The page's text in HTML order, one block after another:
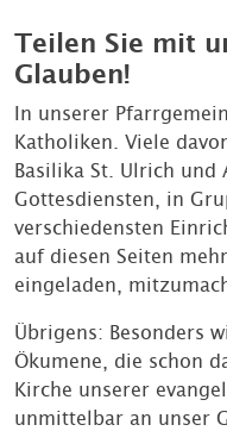
Teilen Sie mit
Glauben!
In unserer
Katholiken. Viele
Basilika St. Ulrich
Gottesdiensten, in
verschiedensten
auf diesen Seiten
eingeladen,
Übrigens: Besonders
Ökumene, die schon
Kirche unserer
unmittelbar an unser